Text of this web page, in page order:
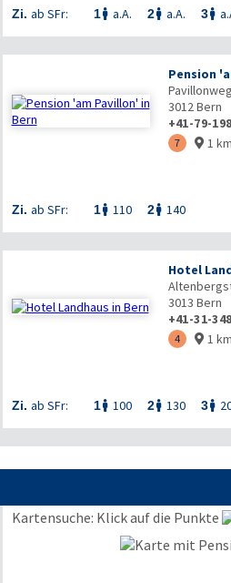
Zi. ab SFr: 1 a.A. 2 a.A. 3
Pension
3012Bern
+41-79-
7  1 km
Zi. ab SFr: 1 110 2 140
Hotel
3013 Bern
+41-31-
4  1 km
Zi. ab SFr: 1 100 2 130 3
Kartensuche: Klick auf die Punkte